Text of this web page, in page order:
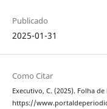
Publicado
2025-01-31
Como Citar
Executivo, C. (2025). Folha de
https://